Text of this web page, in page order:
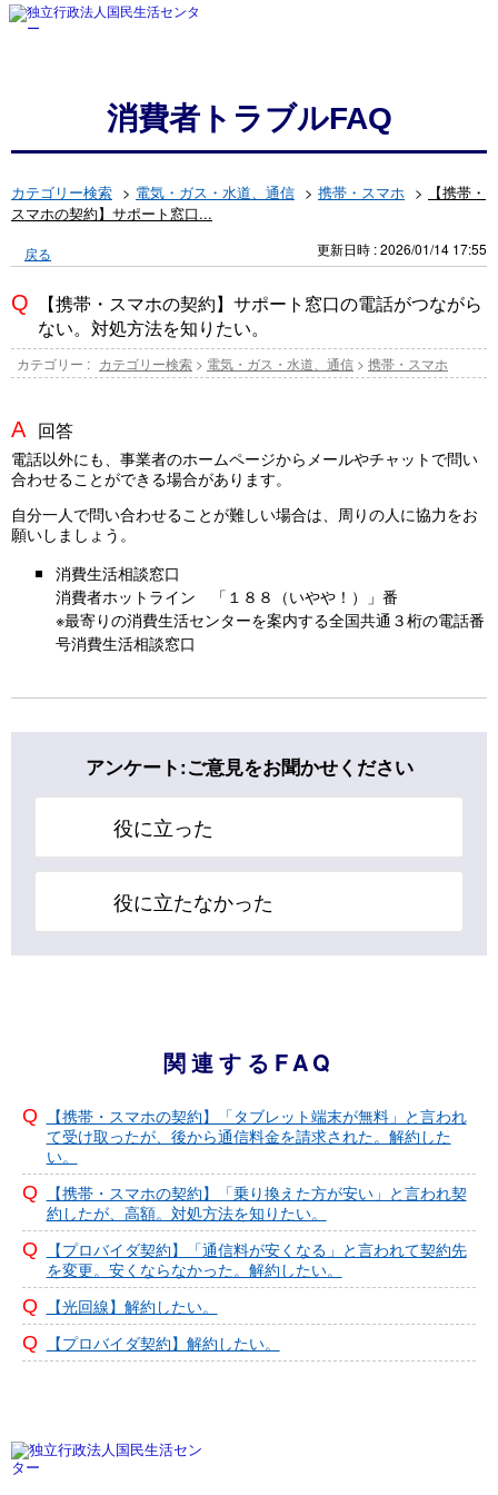
消費者トラブルFAQ
カテゴリー検索 > 電気・ガス・水道、通信 > 携帯・スマホ >
【携帯・
スマホの契約】サポート窓口...
戻る 更新日時 : 2026/01/14 17:55
【携帯・スマホの契約】サポート窓口の電話がつながら
ない。対処方法を知りたい。
カテゴリー : カテゴリー検索 > 電気・ガス・水道、通信 > 携帯・スマホ
回答
電話以外にも、事業者のホームページからメールやチャットで問い
合わせることができる場合があります。
自分一人で問い合わせることが難しい場合は、周りの人に協力をお
願いしましょう。
消費生活相談窓口
消費者ホットライン 「１８８（いやや！）」番
※最寄りの消費生活センターを案内する全国共通３桁の電話番
号消費生活相談窓口
アンケート:ご意見をお聞かせください
役に立った
役に立たなかった
関連するFAQ
【携帯・スマホの契約】「タブレット端末が無料」と言われ
て受け取ったが、後から通信料金を請求された。解約した
い。
【携帯・スマホの契約】「乗り換えた方が安い」と言われ契
約したが、高額。対処方法を知りたい。
【プロバイダ契約】「通信料が安くなる」と言われて契約先
を変更。安くならなかった。解約したい。
【光回線】解約したい。
【プロバイダ契約】解約したい。